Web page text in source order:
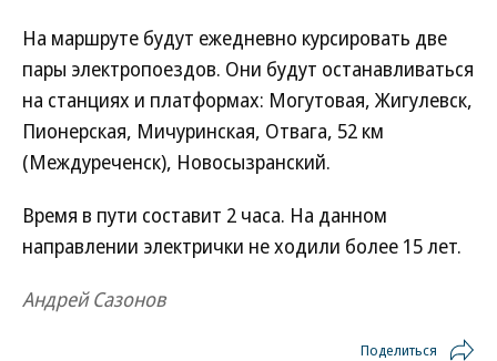
На маршруте будут ежедневно курсировать две
пары электропоездов. Они будут останавливаться
на станциях и платформах: Могутовая, Жигулевск,
Пионерская, Мичуринская, Отвага, 52 км
(Междуреченск), Новосызранский.
Время в пути составит 2 часа. На данном
направлении электрички не ходили более 15 лет.
Андрей Сазонов
Поделиться